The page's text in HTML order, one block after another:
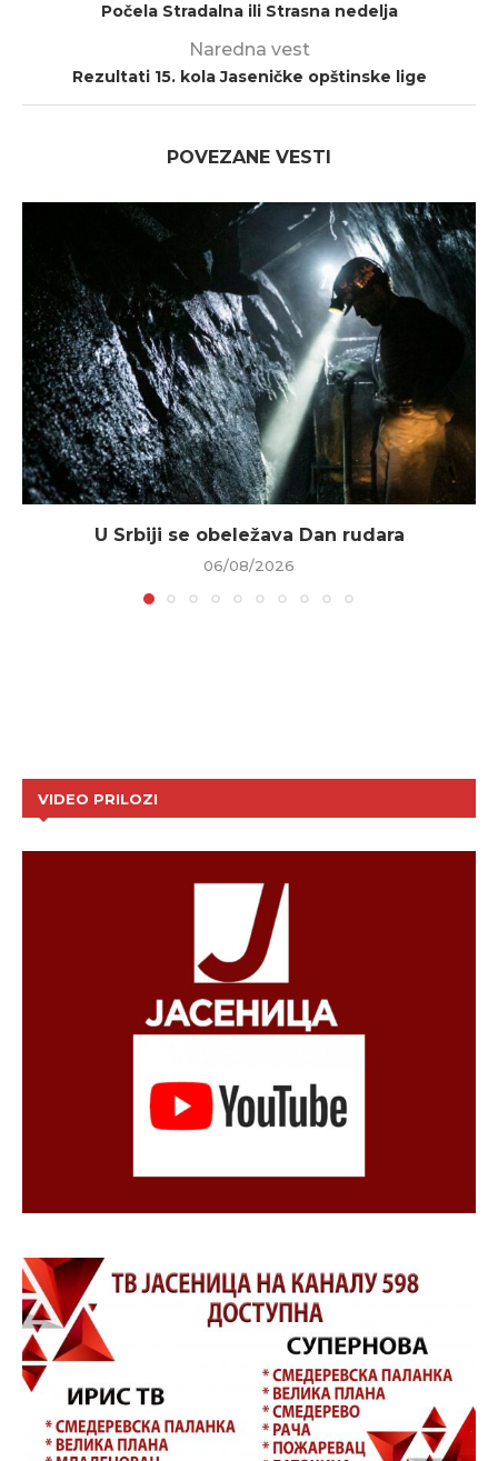
Počela Stradalna ili Strasna nedelja
Naredna vest
Rezultati 15. kola Jaseničke opštinske lige
POVEZANE VESTI
U Srbiji se obeležava Dan rudara
06/08/2026
VIDEO PRILOZI